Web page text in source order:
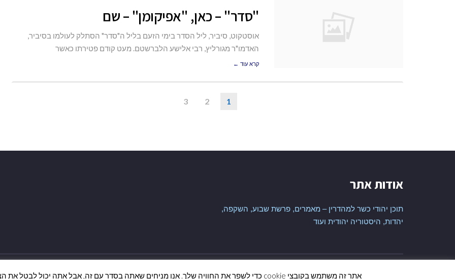
"סדר" – כאן, "אפיקומן" – שם
אוסטקוט, סיביר, ליל הסדר בימי הזעם בליל ה"סדר" הסתלק לעולמו בסיביר,
האדמו"ר מגורליץ, רבי אלישע הלברשטם. מעט קודם פטירתו כאשר
קרא עוד ←
1
2
3
אודות אתר
תוכן יהודי כשר למהדרין – מאמרים, פרשת שבוע, השקפה,
יהדות, היסטוריה יהודית ועוד
ALEFBT | קרדיט תמונותPIXABAY
אתר זה משתמש בקובצי cookie כדי לשפר את החוויה שלך. אנו מניחים שאתה בסדר עם זה, אבל אתה יכול לבטל את הצטרפותך אם אתה רוצה.